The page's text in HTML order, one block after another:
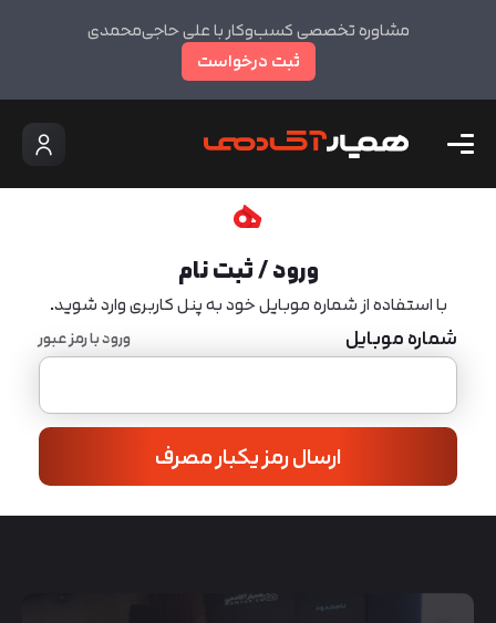
مشاوره تخصصی کسب‌وکار با علی حاجی‌محمدی
ثبت درخواست
ورود / ثبت نام
با استفاده از شماره موبایل خود به پنل کاربری وارد شوید.
شماره موبایل ورود با رمز عبور
ارسال رمز یکبار مصرف